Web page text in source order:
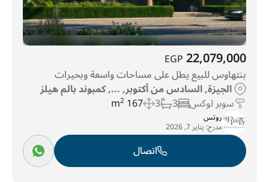
22,079,000
EGP
بنتهاوس للبيع يطل على مساحات واسعة وبحيرات
الجيزة, السادس من أكتوبر, ..., كمبوند بالم هيلز
سوبر لوكس 3
3
167 m
2
روتس
مدرج: يناير 7, 2026
اتصال